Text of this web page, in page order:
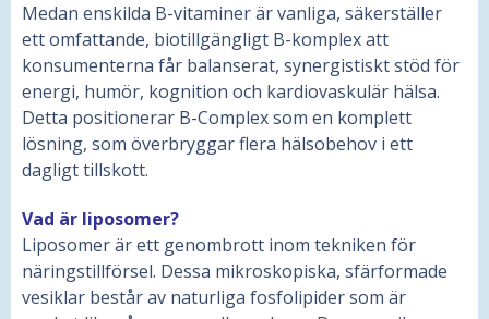
Medan enskilda B-vitaminer är vanliga, säkerställer
ett omfattande, biotillgängligt B-komplex att
konsumenterna får balanserat, synergistiskt stöd för
energi, humör, kognition och kardiovaskulär hälsa.
Detta positionerar B-Complex som en komplett
lösning, som överbryggar flera hälsobehov i ett
dagligt tillskott.
Vad är liposomer?
Liposomer är ett genombrott inom tekniken för
näringstillförsel. Dessa mikroskopiska, sfärformade
vesiklar består av naturliga fosfolipider som är